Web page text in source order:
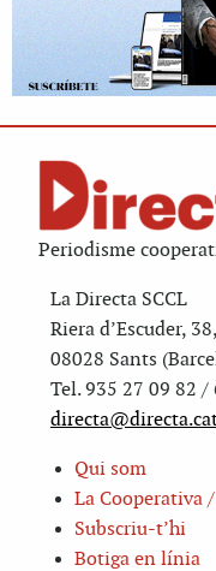
Periodisme
La Directa SCCL
Riera d’Escuder,
08028 Sants
Tel. 935 27 09 82 /
Qui som
La Cooperativa
Subscriu-t’hi
Botiga en línia